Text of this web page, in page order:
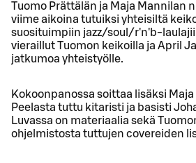
Tuomo Prättälän ja Maja Mannilan
viime aikoina tutuiksi yhteisiltä
suosituimpiin jazz/soul/r'n'b-
vieraillut Tuomon keikoilla ja April
jatkumoa yhteistyölle.
Kokoonpanossa soittaa lisäksi
Peelasta tuttu kitaristi ja basisti
Luvassa on materiaalia sekä
ohjelmistosta tuttujen covereiden